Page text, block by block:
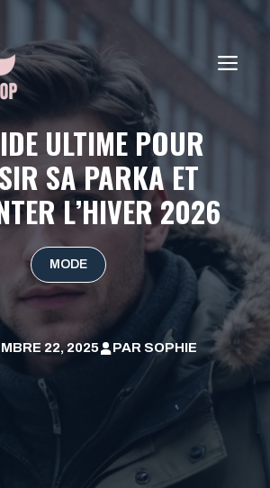
ULTIME POUR
SA PARKA ET
L’HIVER 2026
MODE
22, 2025 PAR SOPHIE